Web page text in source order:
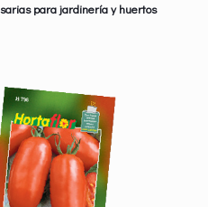
para jardinería y huertos